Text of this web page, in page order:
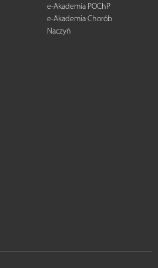
e-Akademia POChP
e-Akademia Chorób
Naczyń